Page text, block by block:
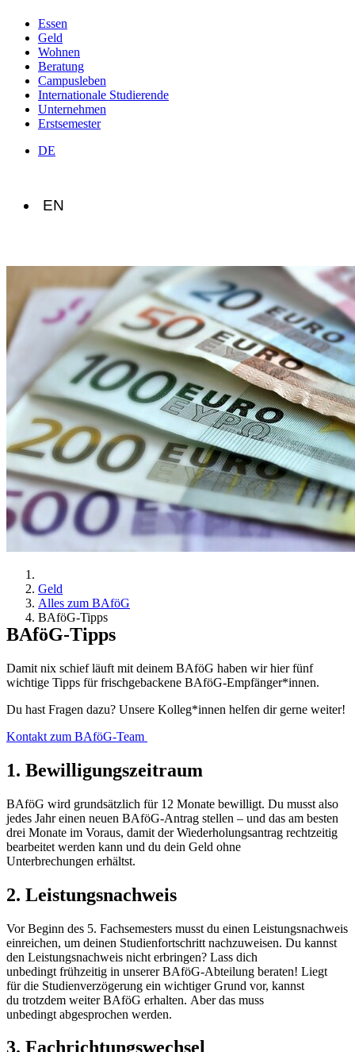
Essen
Geld
Wohnen
Beratung
Campusleben
Internationale Studierende
Unternehmen
Erstsemester
DE
EN
Geld
Alles zum BAföG
BAföG-Tipps
BAföG-Tipps
Damit nix schief läuft mit deinem BAföG haben wir hier fünf
wichtige Tipps für frischgebackene BAföG-Empfänger*innen.
Du hast Fragen dazu? Unsere Kolleg*innen helfen dir gerne weiter!
Kontakt zum BAföG-Team
1. Bewilligungszeitraum
BAföG wird grundsätzlich für 12 Monate bewilligt. Du musst also
jedes Jahr einen neuen BAföG-Antrag stellen – und das am besten
drei Monate im Voraus, damit der Wiederholungsantrag rechtzeitig
bearbeitet werden kann und du dein Geld ohne
Unterbrechungen erhältst.
2. Leistungsnachweis
Vor Beginn des 5. Fachsemesters musst du einen Leistungsnachweis
einreichen, um deinen Studienfortschritt nachzuweisen. Du kannst
den Leistungsnachweis nicht erbringen? Lass dich
unbedingt frühzeitig in unserer BAföG-Abteilung beraten! Liegt
für die Studienverzögerung ein wichtiger Grund vor, kannst
du trotzdem weiter BAföG erhalten. Aber das muss
unbedingt abgesprochen werden.
3. Fachrichtungswechsel